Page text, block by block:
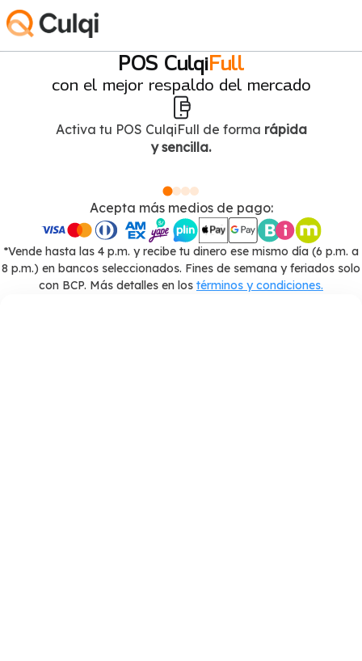
POS CulqiFull
con el mejor respaldo del mercado
Activa tu POS CulqiFull de forma rápida
y sencilla.
Acepta más medios de pago:
*Vende hasta las 4 p.m. y recibe tu dinero ese mismo día (6 p.m. a
8 p.m.) en bancos seleccionados. Fines de semana y feriados solo
con BCP. Más detalles en los términos y condiciones.